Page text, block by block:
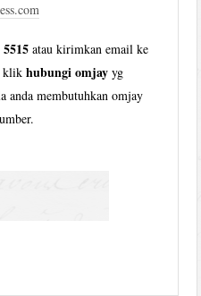
atau kirimkan email ke
klikhubungi omjay yg
anda membutuhkan omjay